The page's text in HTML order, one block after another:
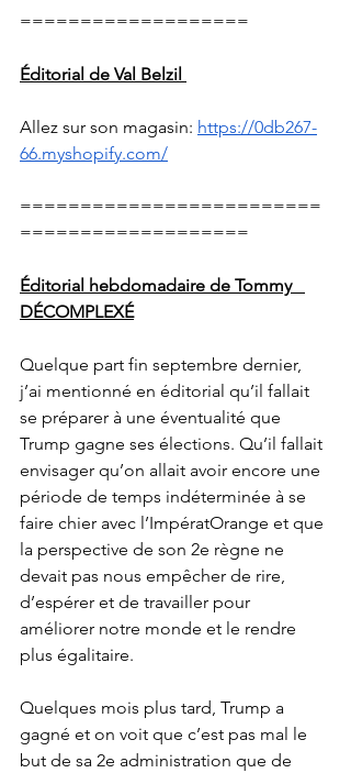
===================
Éditorial de Val Belzil
Allez sur son magasin: https://0db267-
66.myshopify.com/
=========================
===================
Éditorial hebdomadaire de Tommy
DÉCOMPLEXÉ
Quelque part fin septembre dernier,
j’ai mentionné en éditorial qu’il fallait
se préparer à une éventualité que
Trump gagne ses élections. Qu’il fallait
envisager qu’on allait avoir encore une
période de temps indéterminée à se
faire chier avec l’ImpératOrange et que
la perspective de son 2e règne ne
devait pas nous empêcher de rire,
d’espérer et de travailler pour
améliorer notre monde et le rendre
plus égalitaire.
Quelques mois plus tard, Trump a
gagné et on voit que c’est pas mal le
but de sa 2e administration que de